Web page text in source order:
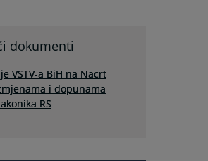
dokumenti
VSTV-a BiH na Nacrt
i dopunama
RS